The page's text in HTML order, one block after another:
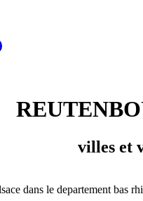
villes et
dans le departement bas